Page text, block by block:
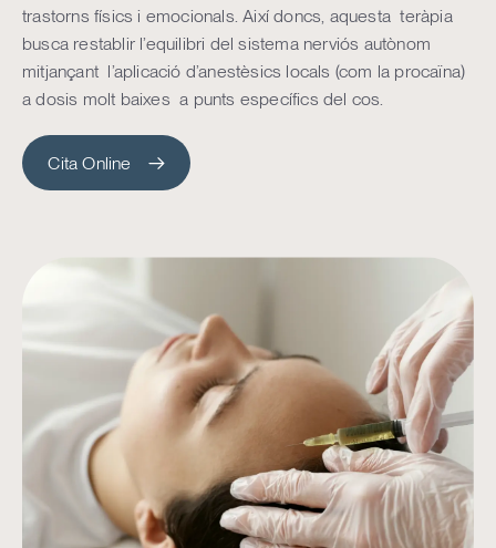
trastorns físics i emocionals. Així doncs, aquesta teràpia
busca restablir l’equilibri del sistema nerviós autònom
mitjançant l’aplicació d’anestèsics locals (com la procaïna)
a dosis molt baixes a punts específics del cos.
Cita Online